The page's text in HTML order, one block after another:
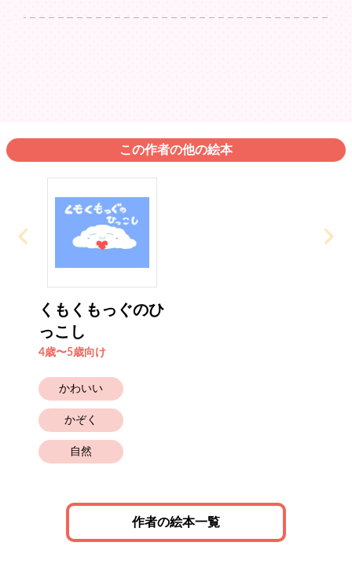
この作者の他の絵本
くもくもっぐのひ
っこし
4歳〜5歳向け
かわいい
かぞく
自然
作者の絵本一覧